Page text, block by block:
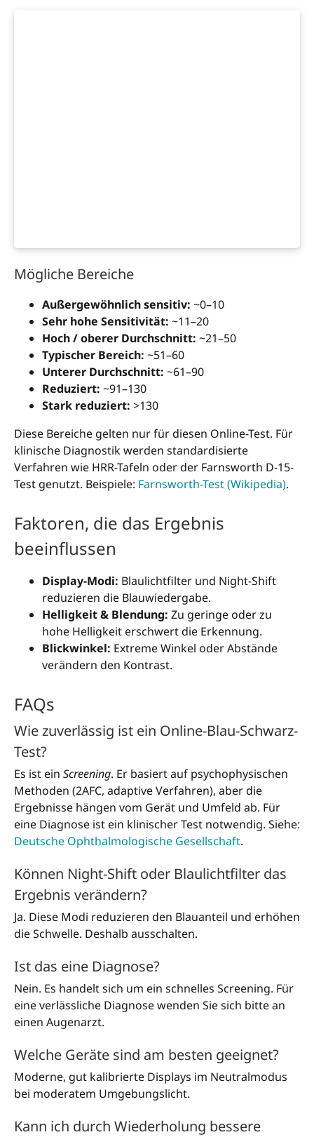
Mögliche Bereiche
Außergewöhnlich sensitiv: ~0–10
Sehr hohe Sensitivität: ~11–20
Hoch / oberer Durchschnitt: ~21–50
Typischer Bereich: ~51–60
Unterer Durchschnitt: ~61–90
Reduziert: ~91–130
Stark reduziert: >130
Diese Bereiche gelten nur für diesen Online-Test. Für
klinische Diagnostik werden standardisierte
Verfahren wie HRR-Tafeln oder der Farnsworth D-15-
Test genutzt. Beispiele: Farnsworth-Test (Wikipedia).
Faktoren, die das Ergebnis
beeinflussen
Display-Modi: Blaulichtfilter und Night-Shift
reduzieren die Blauwiedergabe.
Helligkeit & Blendung: Zu geringe oder zu
hohe Helligkeit erschwert die Erkennung.
Blickwinkel: Extreme Winkel oder Abstände
verändern den Kontrast.
FAQs
Wie zuverlässig ist ein Online-Blau-Schwarz-
Test?
Es ist ein Screening. Er basiert auf psychophysischen
Methoden (2AFC, adaptive Verfahren), aber die
Ergebnisse hängen vom Gerät und Umfeld ab. Für
eine Diagnose ist ein klinischer Test notwendig. Siehe:
Deutsche Ophthalmologische Gesellschaft.
Können Night-Shift oder Blaulichtfilter das
Ergebnis verändern?
Ja. Diese Modi reduzieren den Blauanteil und erhöhen
die Schwelle. Deshalb ausschalten.
Ist das eine Diagnose?
Nein. Es handelt sich um ein schnelles Screening. Für
eine verlässliche Diagnose wenden Sie sich bitte an
einen Augenarzt.
Welche Geräte sind am besten geeignet?
Moderne, gut kalibrierte Displays im Neutralmodus
bei moderatem Umgebungslicht.
Kann ich durch Wiederholung bessere